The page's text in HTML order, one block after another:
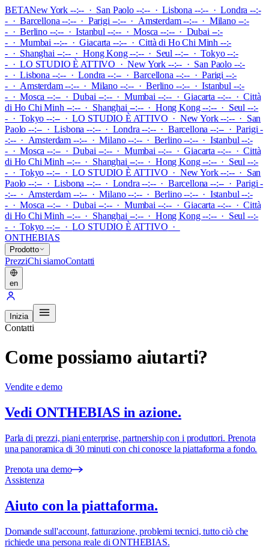
BETANew York --:-- · San Paolo --:-- · Lisbona --:-- · Londra --:-
- · Barcellona --:-- · Parigi --:-- · Amsterdam --:-- · Milano --:-
- · Berlino --:-- · Istanbul --:-- · Mosca --:-- · Dubai --:-
- · Mumbai --:-- · Giacarta --:-- · Città di Ho Chi Minh --:-
- · Shanghai --:-- · Hong Kong --:-- · Seul --:-- · Tokyo --:-
-·LO STUDIO È ATTIVO ·New York --:-- · San Paolo --:-
- · Lisbona --:-- · Londra --:-- · Barcellona --:-- · Parigi --:-
- · Amsterdam --:-- · Milano --:-- · Berlino --:-- · Istanbul --:-
- · Mosca --:-- · Dubai --:-- · Mumbai --:-- · Giacarta --:-- · Città
di Ho Chi Minh --:-- · Shanghai --:-- · Hong Kong --:-- · Seul --:-
- · Tokyo --:-- ·LO STUDIO È ATTIVO · New York --:-- · San
Paolo --:-- · Lisbona --:-- · Londra --:-- · Barcellona --:-- · Parigi -
-:-- · Amsterdam --:-- · Milano --:-- · Berlino --:-- · Istanbul --:-
- · Mosca --:-- · Dubai --:-- · Mumbai --:-- · Giacarta --:-- · Città
di Ho Chi Minh --:-- · Shanghai --:-- · Hong Kong --:-- · Seul --:-
- · Tokyo --:-- ·LO STUDIO È ATTIVO · New York --:-- · San
Paolo --:-- · Lisbona --:-- · Londra --:-- · Barcellona --:-- · Parigi -
-:-- · Amsterdam --:-- · Milano --:-- · Berlino --:-- · Istanbul --:-
- · Mosca --:-- · Dubai --:-- · Mumbai --:-- · Giacarta --:-- · Città
di Ho Chi Minh --:-- · Shanghai --:-- · Hong Kong --:-- · Seul --:-
- · Tokyo --:-- ·LO STUDIO È ATTIVO ·
ONTHEBIAS
Prodotto
PrezziChi siamoContatti
en
Inizia
Contatti
Come possiamo aiutarti?
Vendite e demo
Vedi ONTHEBIAS in azione.
Parla di prezzi, piani enterprise, partnership con i produttori. Prenota
una panoramica di 30 minuti con chi conosce la piattaforma a fondo.
Prenota una demo
Assistenza
Aiuto con la piattaforma.
Domande sull'account, fatturazione, problemi tecnici, tutto ciò che
richiede una persona reale di ONTHEBIAS.